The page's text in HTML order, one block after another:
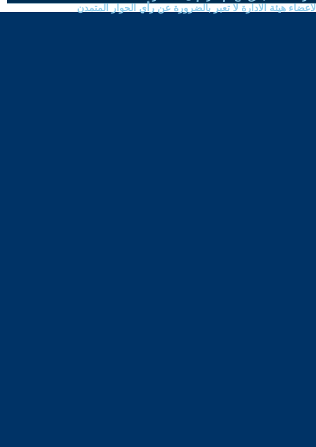
هيئة الادارة لا تعبر بالضرورة عن رأي الحوار المتمدن